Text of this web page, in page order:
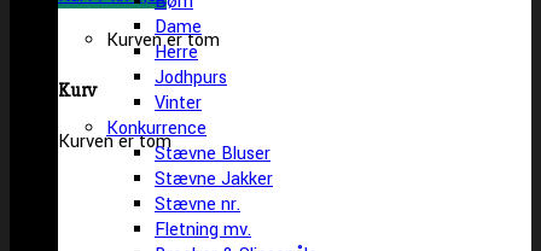
Kurven er tom
Kurv
Kurven er tom
Dame
Herre
Jodhpurs
Vinter
Konkurrence
Stævne Bluser
Stævne Jakker
Stævne nr.
Fletning mv.